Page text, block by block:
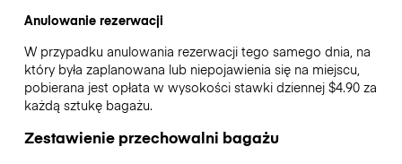
Anulowanie rezerwacji
W przypadku anulowania rezerwacji tego samego dnia, na
który była zaplanowana lub niepojawienia się na miejscu,
pobierana jest opłata w wysokości stawki dziennej $4.90 za
każdą sztukę bagażu.
Zestawienie przechowalni bagażu